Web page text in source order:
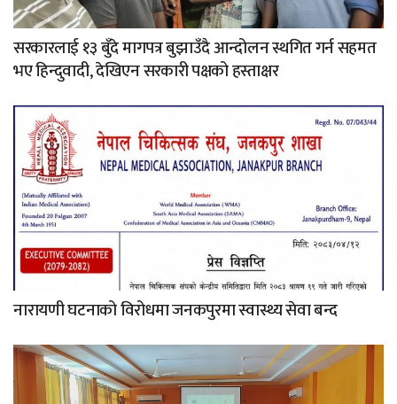
सरकारलाई १३ बुँदे मागपत्र बुझाउँदै आन्दोलन स्थगित गर्न सहमत
भए हिन्दुवादी, देखिएन सरकारी पक्षको हस्ताक्षर
नारायणी घटनाको विरोधमा जनकपुरमा स्वास्थ्य सेवा बन्द